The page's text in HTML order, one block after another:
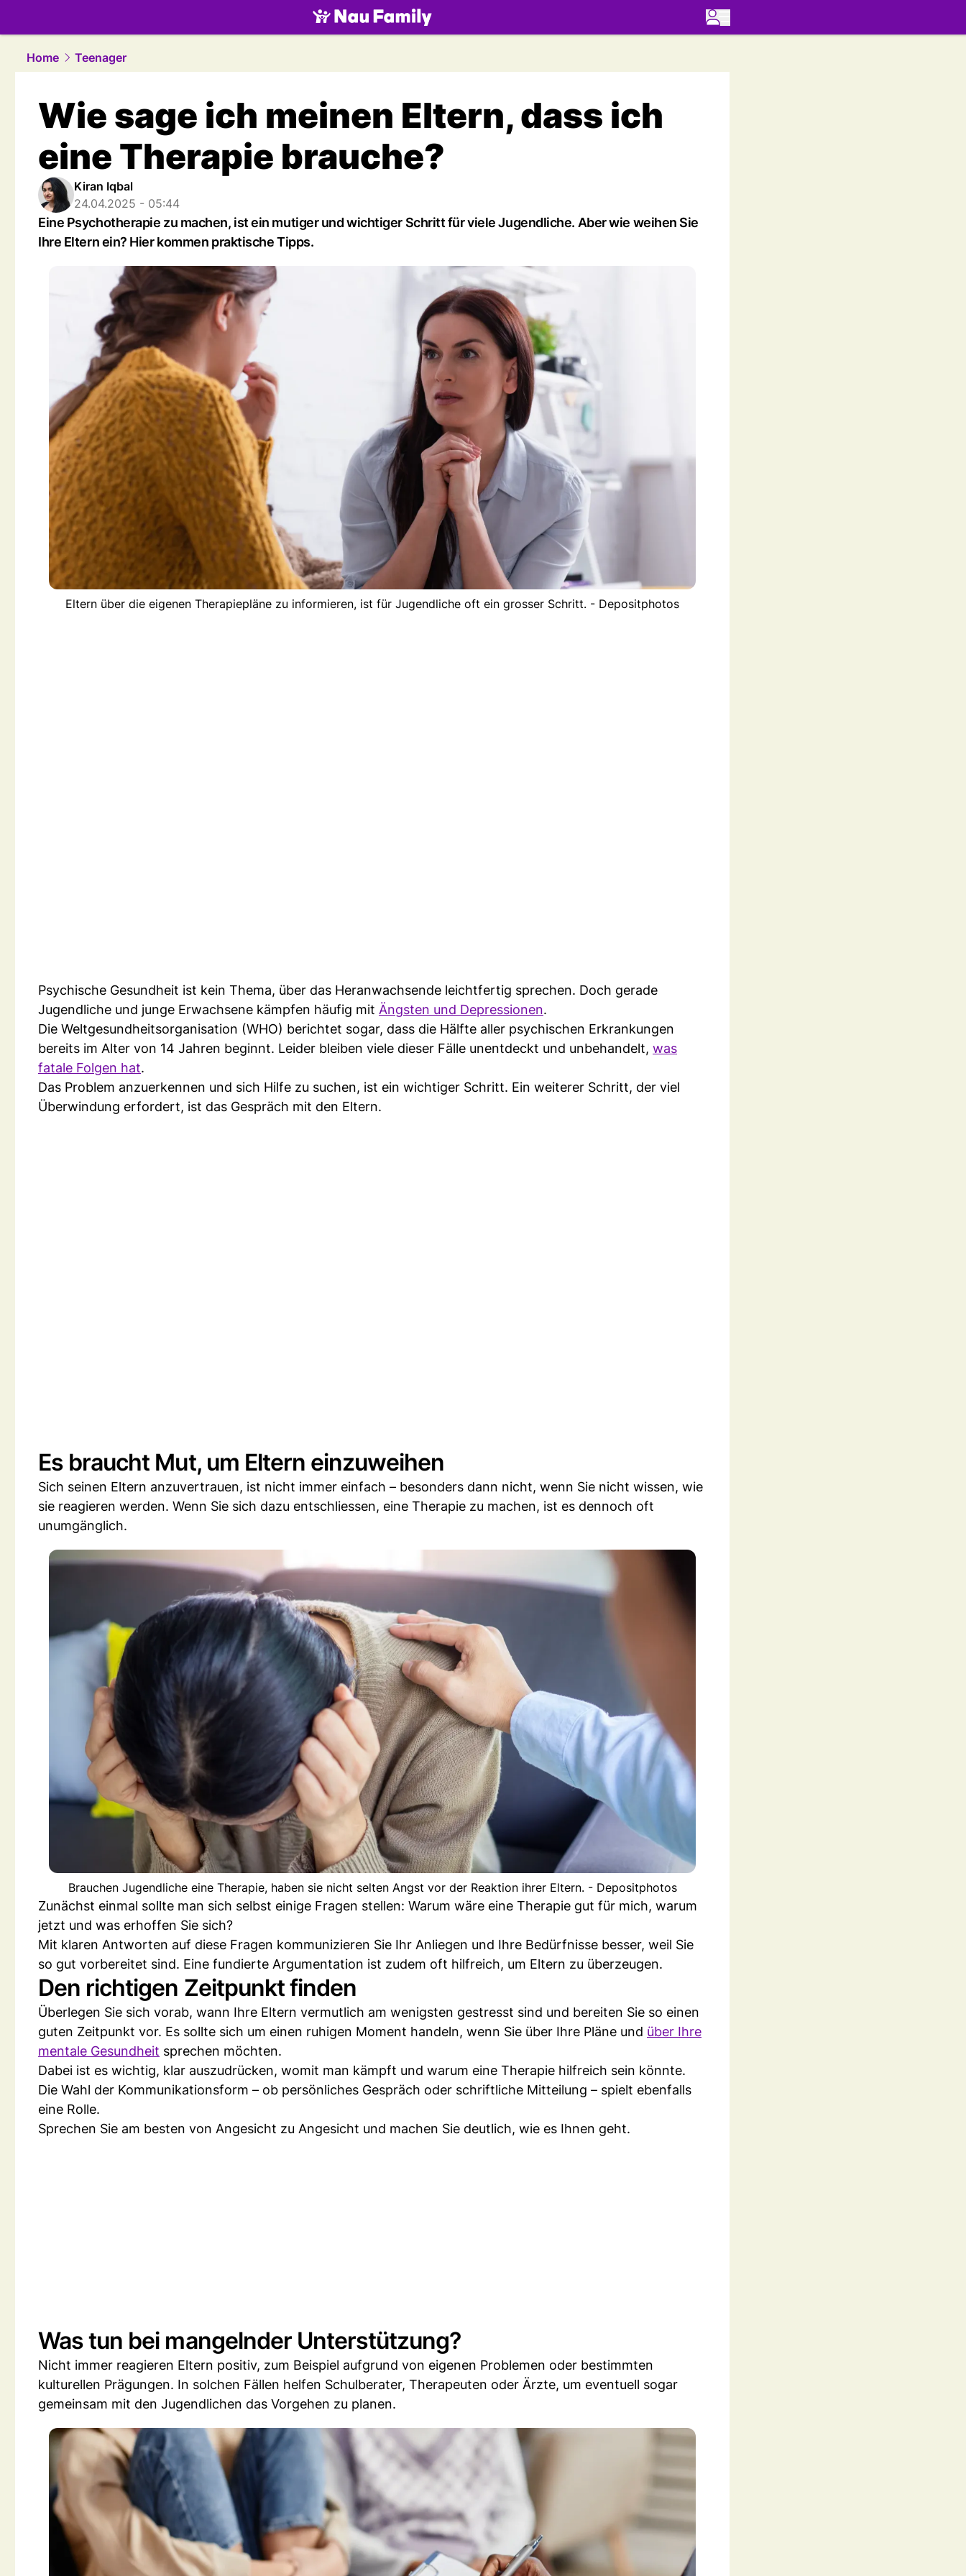
family.NAU.ch
Home
Teenager
Wie sage ich meinen Eltern, dass ich
eine Therapie brauche?
Kiran Iqbal
24.04.2025 - 05:44
Eine Psychotherapie zu machen, ist ein mutiger und wichtiger Schritt für viele Jugendliche. Aber wie weihen Sie
Ihre Eltern ein? Hier kommen praktische Tipps.
Eltern über die eigenen Therapiepläne zu informieren, ist für Jugendliche oft ein grosser Schritt. - Depositphotos
Psychische Gesundheit ist kein Thema, über das Heranwachsende leichtfertig sprechen. Doch gerade
Jugendliche und junge Erwachsene kämpfen häufig mit Ängsten und Depressionen.
Die Weltgesundheitsorganisation (WHO) berichtet sogar, dass die Hälfte aller psychischen Erkrankungen
bereits im Alter von 14 Jahren beginnt. Leider bleiben viele dieser Fälle unentdeckt und unbehandelt, was
fatale Folgen hat.
Das Problem anzuerkennen und sich Hilfe zu suchen, ist ein wichtiger Schritt. Ein weiterer Schritt, der viel
Überwindung erfordert, ist das Gespräch mit den Eltern.
Es braucht Mut, um Eltern einzuweihen
Sich seinen Eltern anzuvertrauen, ist nicht immer einfach – besonders dann nicht, wenn Sie nicht wissen, wie
sie reagieren werden. Wenn Sie sich dazu entschliessen, eine Therapie zu machen, ist es dennoch oft
unumgänglich.
Brauchen Jugendliche eine Therapie, haben sie nicht selten Angst vor der Reaktion ihrer Eltern. - Depositphotos
Zunächst einmal sollte man sich selbst einige Fragen stellen: Warum wäre eine Therapie gut für mich, warum
jetzt und was erhoffen Sie sich?
Mit klaren Antworten auf diese Fragen kommunizieren Sie Ihr Anliegen und Ihre Bedürfnisse besser, weil Sie
so gut vorbereitet sind. Eine fundierte Argumentation ist zudem oft hilfreich, um Eltern zu überzeugen.
Den richtigen Zeitpunkt finden
Überlegen Sie sich vorab, wann Ihre Eltern vermutlich am wenigsten gestresst sind und bereiten Sie so einen
guten Zeitpunkt vor. Es sollte sich um einen ruhigen Moment handeln, wenn Sie über Ihre Pläne und über Ihre
mentale Gesundheit sprechen möchten.
Dabei ist es wichtig, klar auszudrücken, womit man kämpft und warum eine Therapie hilfreich sein könnte.
Die Wahl der Kommunikationsform – ob persönliches Gespräch oder schriftliche Mitteilung – spielt ebenfalls
eine Rolle.
Sprechen Sie am besten von Angesicht zu Angesicht und machen Sie deutlich, wie es Ihnen geht.
Was tun bei mangelnder Unterstützung?
Nicht immer reagieren Eltern positiv, zum Beispiel aufgrund von eigenen Problemen oder bestimmten
kulturellen Prägungen. In solchen Fällen helfen Schulberater, Therapeuten oder Ärzte, um eventuell sogar
gemeinsam mit den Jugendlichen das Vorgehen zu planen.